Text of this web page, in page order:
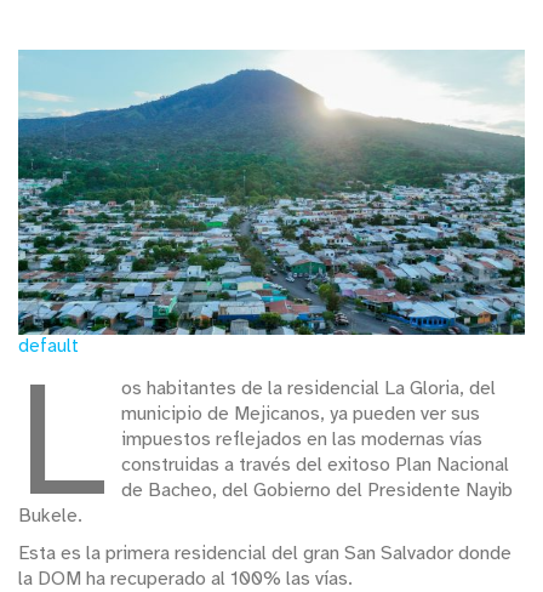
default
L
os habitantes de la residencial La Gloria, del
municipio de Mejicanos, ya pueden ver sus
impuestos reflejados en las modernas vías
construidas a través del exitoso Plan Nacional
de Bacheo, del Gobierno del Presidente Nayib
Bukele.
Esta es la primera residencial del gran San Salvador donde
la DOM ha recuperado al 100% las vías.